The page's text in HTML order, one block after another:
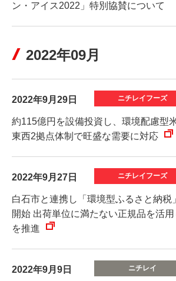
ン・アイス2022」特別協賛について
2022年09月
2022年9月29日
約115億円を設備投資し、環境配慮型
東西2拠点体制で旺盛な需要に対応
2022年9月27日
白石市と連携し「環境型ふるさと納税
開始 出荷単位に満たない正規品を活
を推進
2022年9月9日